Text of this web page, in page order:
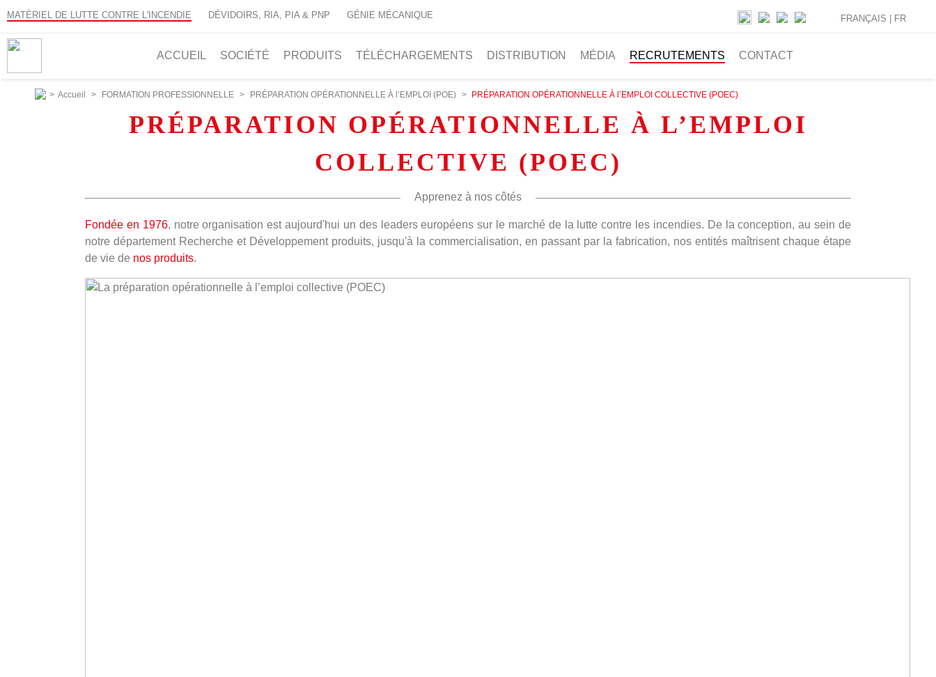
MATÈRIEL DE LUTTE CONTRE L'INCENDIE DÉVIDOIRS, RIA, PIA & PNP GÉNIE MÉCANIQUE
ACCUEIL SOCIÉTÉ PRODUITS TÉLÉCHARGEMENTS DISTRIBUTION MÉDIA RECRUTEMENTS CONTACT
FRANÇAIS | FR
> Accueil > FORMATION PROFESSIONNELLE > PRÉPARATION OPÉRATIONNELLE À l’EMPLOI (POE) > PRÉPARATION OPÉRATIONNELLE À l’EMPLOI COLLECTIVE (POEC)
PRÉPARATION OPÉRATIONNELLE À L’EMPLOI
COLLECTIVE (POEC)
Apprenez à nos côtés
Fondée en 1976, notre organisation est aujourd'hui un des leaders européens sur le marché de la lutte contre les incendies. De la conception, au sein de
notre département Recherche et Développement produits, jusqu'à la commercialisation, en passant par la fabrication, nos entités maîtrisent chaque étape
de vie de nos produits.